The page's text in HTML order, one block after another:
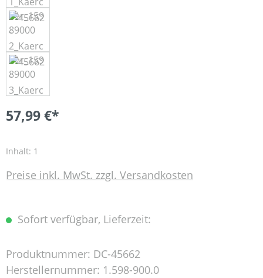
57,99 €*
Inhalt: 1
Preise inkl. MwSt. zzgl. Versandkosten
Sofort verfügbar, Lieferzeit:
Produktnummer: DC-45662
Herstellernummer: 1.598-900.0